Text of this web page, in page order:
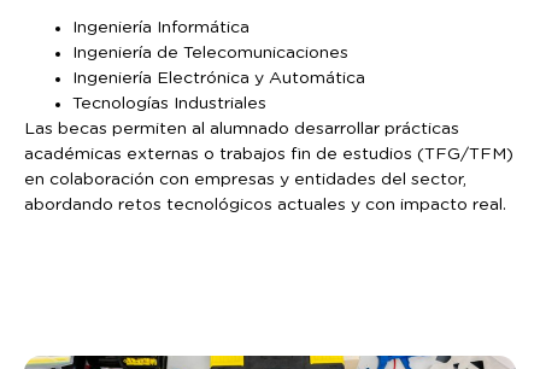
Ingeniería Informática
Ingeniería de Telecomunicaciones
Ingeniería Electrónica y Automática
Tecnologías Industriales
Las becas permiten al alumnado desarrollar prácticas
académicas externas o trabajos fin de estudios (TFG/TFM)
en colaboración con empresas y entidades del sector,
abordando retos tecnológicos actuales y con impacto real.